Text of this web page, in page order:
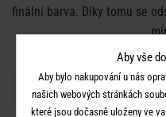
finální barva. Díky tomu se
Aby vše
Aby bylo nakupování u nás
našich webových stránkách
které jsou dočasně uloženy ve